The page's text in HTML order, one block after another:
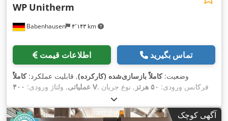
Babenhausen ۴٬۱۴۳ km
WP Unitherm
اطلاعات قیمت تماس بگیرید
وضعیت:کاملاً بازسازی‌شده (کارکرده), قابلیت عملکرد:کاملاً
عملیاتی, ولتاژ ورودی: ۴۰۰ V , فرکانس ورودی: ۵۰ هرتز
, نوع جریان
, سال آخرین تعمیرات اساسی:
DGUV تا:۰۹/۲۰۲۷, تجهیزات: نشان CE,
آگهی کوچک